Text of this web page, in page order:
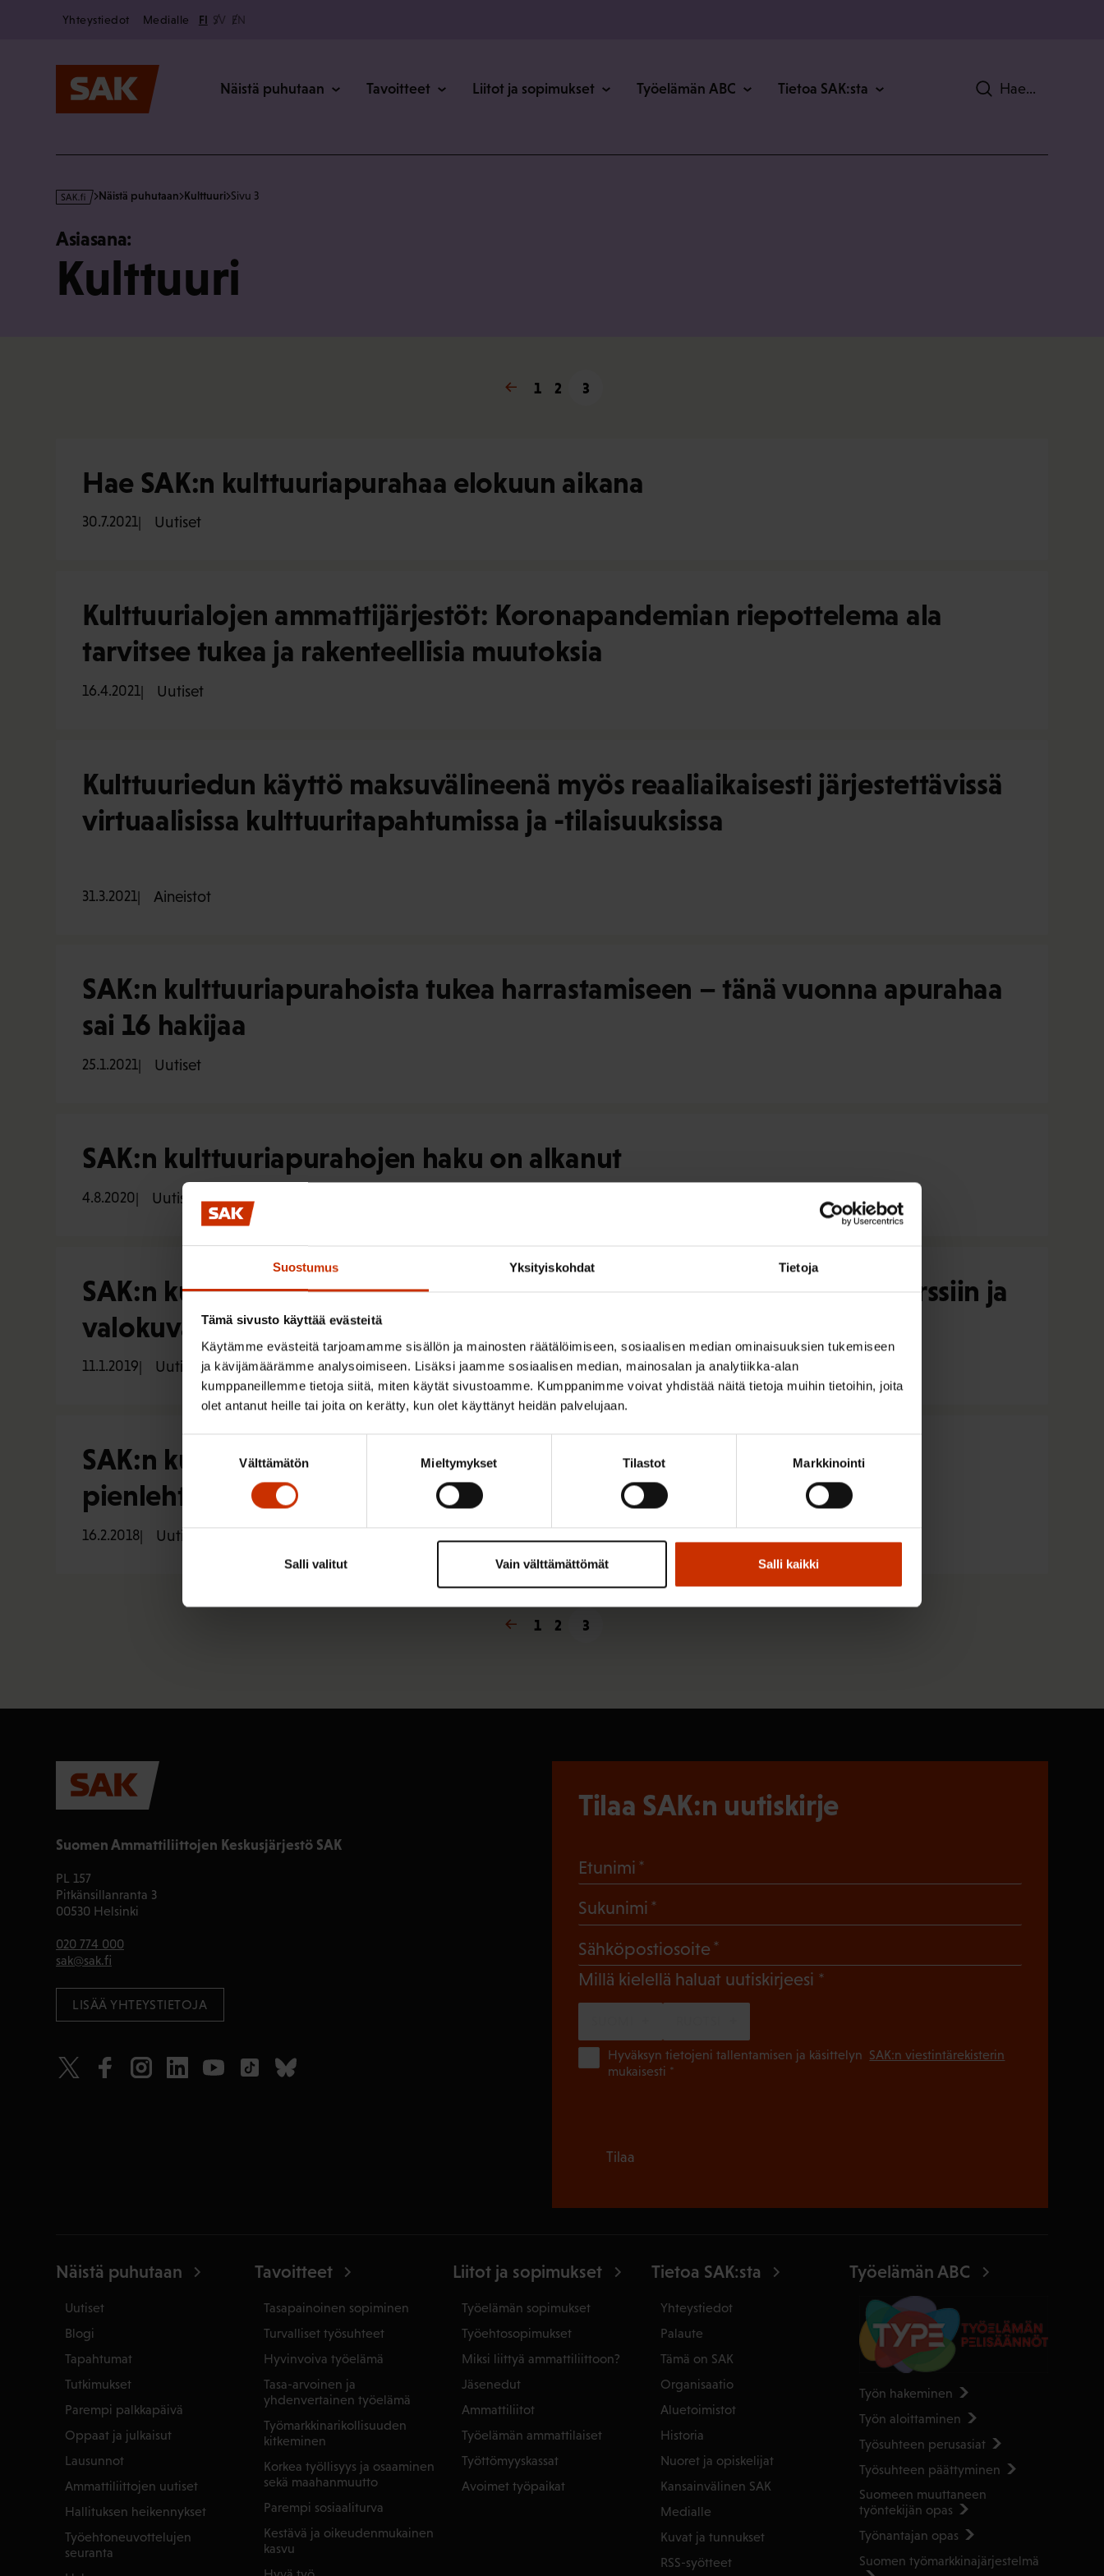
Suostumus Yksityiskohdat Tietoja
Tämä sivusto käyttää evästeitä
Käytämme evästeitä tarjoamamme sisällön ja mainosten räätälöimiseen, sosiaalisen median ominaisuuksien tukemiseen
ja kävijämäärämme analysoimiseen. Lisäksi jaamme sosiaalisen median, mainosalan ja analytiikka-alan
kumppaneillemme tietoja siitä, miten käytät sivustoamme. Kumppanimme voivat yhdistää näitä tietoja muihin tietoihin, joita
olet antanut heille tai joita on kerätty, kun olet käyttänyt heidän palvelujaan.
Välttämätön Mieltymykset Tilastot Markkinointi
Vain välttämättömät
Salli valitut Salli kaikki
Secondary
Yhteystiedot Medialle FI SV EN
Näistä puhutaan Tavoitteet Liitot ja sopimukset Työelämän ABC Tietoa SAK:sta Hae
s
·
Näistä puhutaan Kulttuuri Sivu 3
Asiasana:
Kulttuuri
« Edellinen
1 2 3
Hae SAK:n kulttuuriapurahaa elokuun aikana
30.7.2021 Uutiset
Kulttuurialojen ammattijärjestöt: Koronapandemian riepottelema ala
tarvitsee tukea ja rakenteellisia muutoksia
16.4.2021 Uutiset
Kulttuuriedun käyttö maksuvälineenä myös reaaliaikaisesti järjestettävissä
virtuaalisissa kulttuuritapahtumissa ja -tilaisuuksissa
31.3.2021 Aineistot
SAK:n kulttuuriapurahoista tukea harrastamiseen – tänä vuonna apurahaa
sai 16 hakijaa
25.1.2021 Uutiset
SAK:n kulttuuriapurahojen haku on alkanut
4.8.2020 Uutiset
SAK:n kulttuurirahasto myönsi tukea muun muassa barokkitanssikurssiin ja
valokuvaukseen
11.1.2019 Uutiset
SAK:n kulttuurirahasto myönsi apurahoja – Tukea muun muassa
pienlehtien julkaisuun ja burleskitanssiin
16.2.2018 Uutiset
« Edellinen
1 2 3
Suomen Ammattiliittojen Keskusjärjestö SAK
PL 157
Pitkänsillanranta 3
00530 Helsinki
020 774 000
sak@sak.fi
LISÄÄ YHTEYSTIETOJA
Tilaa SAK:n uutiskirje
Etunimi
Sukunimi
Sähköpostiosoite
Millä kielellä haluat uutiskirjeesi (Pakollinen)
Hyväksyn tietojeni tallentamisen ja käsittelyn SAK:n viestintärekisterin
mukaisesti *
Tilaa
Näistä puhutaan
Uutiset
Blogi
Tapahtumat
Tutkimukset
Parempi palkkapäivä
Oppaat ja julkaisut
Lausunnot
Ammattiliittojen uutiset
Hallituksen heikennykset
Työehtoneuvottelujen
seuranta
Tavoitteet
Tasapainoinen sopiminen
Turvalliset työsuhteet
Hyvinvoiva työelämä
Tasa-arvoinen ja
yhdenvertainen työelämä
Työmarkkinarikollisuuden
kitkeminen
Korkea työllisyys ja osaaminen
sekä maahanmuutto
Parempi sosiaaliturva
Kestävä ja oikeudenmukainen
kasvu
Liitot ja sopimukset
Työelämän sopimukset
Työehtosopimukset
Miksi liittyä ammattiliittoon?
Jäsenedut
Ammattiliitot
Työelämän ammattilaiset
Työttömyyskassat
Avoimet työpaikat
Tietoa SAK:sta
Yhteystiedot
Palaute
Tämä on SAK
Organisaatio
Aluetoimistot
Historia
Nuoret ja opiskelijat
Kansainvälinen SAK
Medialle
Kuvat ja tunnukset
RSS-syötteet
Työelämän ABC
Työn hakeminen
Työn aloittaminen
Työsuhteen perusasiat
Työsuhteen päättyminen
Suomeen muuttaneen
työntekijän opas
Työnantajan opas
Suomen työmarkkinajärjestelmä